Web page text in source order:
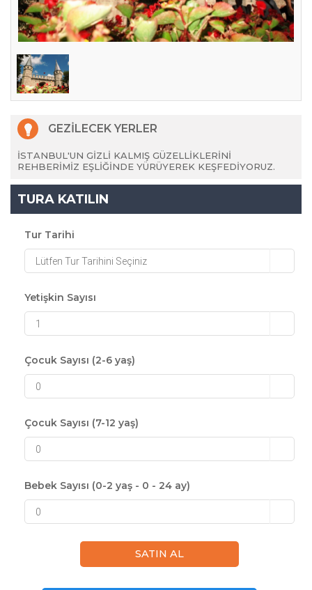
GEZİLECEK YERLER
İSTANBUL'UN GİZLİ KALMIŞ GÜZELLİKLERİNİ
REHBERİMİZ EŞLİĞİNDE YÜRÜYEREK KEŞFEDİYORUZ.
TURA KATILIN
Tur Tarihi
Lütfen Tur Tarihini Seçiniz
Yetişkin Sayısı
1
Çocuk Sayısı (2-6 yaş)
0
Çocuk Sayısı (7-12 yaş)
0
Bebek Sayısı (0-2 yaş - 0 - 24 ay)
0